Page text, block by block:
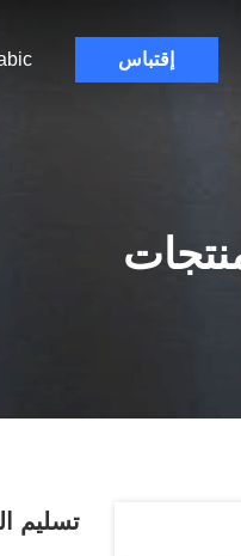
إقتباس
تسليم